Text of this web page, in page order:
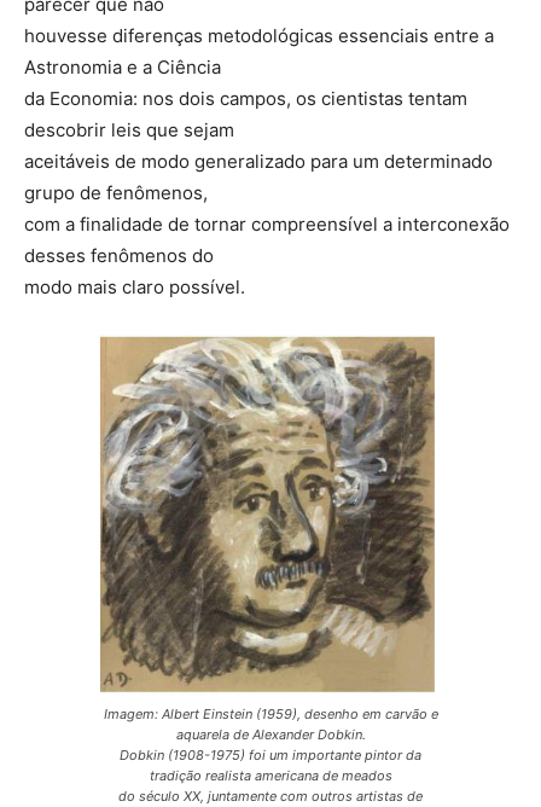
houvesse diferenças metodológicas essenciais entre a
Astronomia e a Ciência
da Economia: nos dois campos, os cientistas tentam
descobrir leis que sejam
aceitáveis de modo generalizado para um determinado
grupo de fenômenos,
com a finalidade de tornar compreensível a interconexão
desses fenômenos do
modo mais claro possível.
Imagem: Albert Einstein (1959), desenho em carvão e
aquarela de Alexander Dobkin.
Dobkin (1908-1975) foi um importante pintor da
tradição realista americana de meados
do século XX, juntamente com outros artistas de